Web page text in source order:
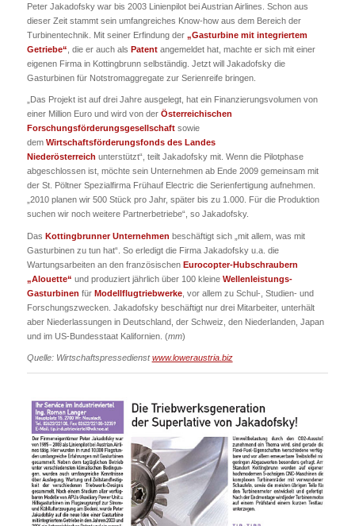
Peter Jakadofsky war bis 2003 Linienpilot bei Austrian Airlines. Schon aus
dieser Zeit stammt sein umfangreiches Know-how aus dem Bereich der
Turbinentechnik. Mit seiner Erfindung der „Gasturbine mit integriertem
Getriebe“ , die er auch als Patentangemeldet hat, machte er sich mit einer
eigenen Firma in Kottingbrunn selbständig. Jetzt will Jakadofsky die
Gasturbinen für Notstromaggregate zur Serienreife bringen.
„Das Projekt ist auf drei Jahre ausgelegt, hat ein Finanzierungsvolumen von
einer Million Euro und wird von der Österreichischen
Forschungsförderungsgesellschaftsowie
dem Wirtschaftsförderungsfonds des Landes
Niederösterreich unterstützt“, teilt Jakadofsky mit. Wenn die Pilotphase
abgeschlossen ist, möchte sein Unternehmen ab Ende 2009 gemeinsam mit
der St. Pöltner Spezialfirma Frühauf Electric die Serienfertigung aufnehmen.
„2010 planen wir 500 Stück pro Jahr, später bis zu 1.000. Für die Produktion
suchen wir noch weitere Partnerbetriebe“, so Jakadofsky.
Das Kottingbrunner Unternehmen beschäftigt sich „mit allem, was mit
Gasturbinen zu tun hat“. So erledigt die Firma Jakadofsky u.a. die
Wartungsarbeiten an den französischen Eurocopter-Hubschraubern
„Alouette“ und produziert jährlich über 100 kleine Wellenleistungs-
Gasturbinen für Modellflugtriebwerke, vor allem zu Schul-, Studien- und
Forschungszwecken. Jakadofsky beschäftigt nur drei Mitarbeiter, unterhält
aber Niederlassungen in Deutschland, der Schweiz, den Niederlanden, Japan
und im US-Bundesstaat Kalifornien. (mm)
Quelle: Wirtschaftspressedienstwww.loweraustria.biz